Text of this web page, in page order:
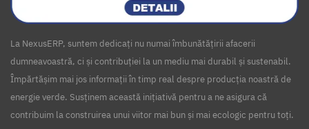
La NexusERP, suntem dedicați nu numai îmbunătățirii afacerii
dumneavoastră, ci și contribuției la un mediu mai durabil și sustenabil.
Împărtășim mai jos informații în timp real despre producția noastră de
energie verde. Susținem această inițiativă pentru a ne asigura că
contribuim la construirea unui viitor mai bun și mai ecologic pentru toți.